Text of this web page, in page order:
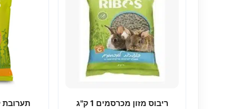
ריבוס מזון מכרסמים 1 ק"ג